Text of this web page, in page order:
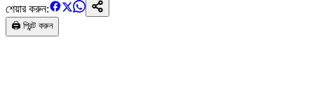
শেয়ার করুন:
🖨️ প্রিন্ট করুন